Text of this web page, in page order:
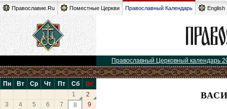
Православие.Ru Поместные Церкви Православный Календарь English
Православный Церковный календарь
Пн Вт Ср Чт Пт Сб
Вс
1
2
3
4 5 6 7 8
9